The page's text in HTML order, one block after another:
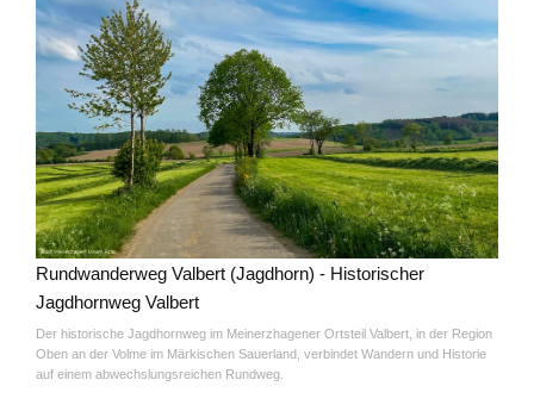
Rundwanderweg Valbert (Jagdhorn) - Historischer
Jagdhornweg Valbert
Der historische Jagdhornweg im Meinerzhagener Ortsteil Valbert, in der Region
Oben an der Volme im Märkischen Sauerland, verbindet Wandern und Historie
auf einem abwechslungsreichen Rundweg.